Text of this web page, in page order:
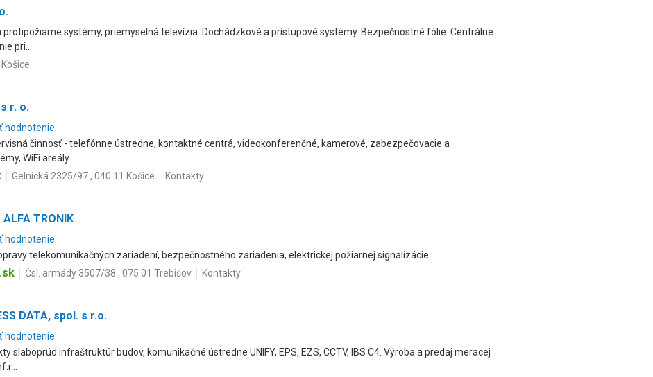
protipožiarne systémy, priemyselná televízia. Dochádzkové a prístupové systémy. Bezpečnostné fólie. Centrálne
pri...
r. o.
hodnotenie
činnosť - telefónne ústredne, kontaktné centrá, videokonferenčné, kamerové, zabezpečovacie a
WiFi areály.
Gelnická 2325/97 , 040 11 Košice Kontakty
TRONIK
hodnotenie
telekomunikačných zariadení, bezpečnostného zariadenia, elektrickej požiarnej signalizácie.
Čsl. armády 3507/38 , 075 01 Trebišov Kontakty
DATA, spol. s r.o.
hodnotenie
slaboprúd.infraštruktúr budov, komunikačné ústredne UNIFY, EPS, EZS, CCTV, IBS C4. Výroba a predaj meracej